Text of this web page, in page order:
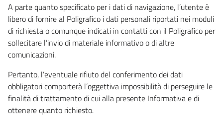
A parte quanto specificato per i dati di navigazione, l’utente è
libero di fornire al Poligrafico i dati personali riportati nei moduli
di richiesta o comunque indicati in contatti con il Poligrafico per
sollecitare l’invio di materiale informativo o di altre
comunicazioni.
Pertanto, l’eventuale rifiuto del conferimento dei dati
obbligatori comporterà l’oggettiva impossibilità di perseguire le
finalità di trattamento di cui alla presente Informativa e di
ottenere quanto richiesto.